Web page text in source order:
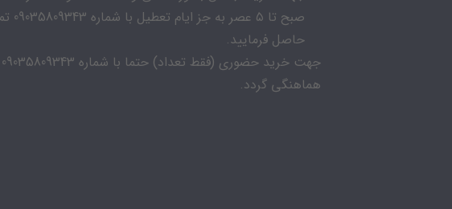
صبح تا ۵
حاصل فرمایید.
جهت خرید حضوری (فقط تعداد) حتما با شماره 09035809343
هماهنگی گردد.